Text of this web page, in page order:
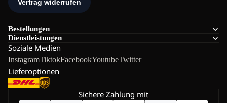
Bestellungen
Dienstleistungen
Soziale Medien
InstagramTiktokFacebookYoutubeTwitter
Lieferoptionen
Sichere Zahlung mit